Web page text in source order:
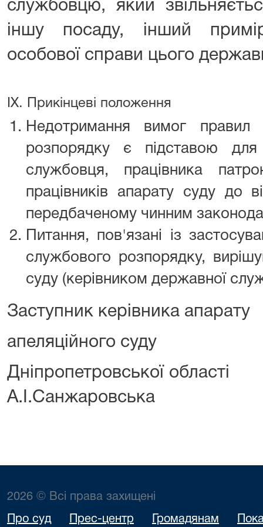
службовцю, який
іншу посаду, інший
особової справи цього
IX. Прикінцеві положення
Недотримання вимог правил
розпорядку є підставою для
службовця, працівника
працівників апарату суду до
передбаченому чинним
Питання, пов'язані із
службового розпорядку,
суду (керівником державної
Заступник керівника апарату
апеляційного суду
А.І.Санжаровська
2026 © Всі права захищені
Про суд Прес-центр Громадянам